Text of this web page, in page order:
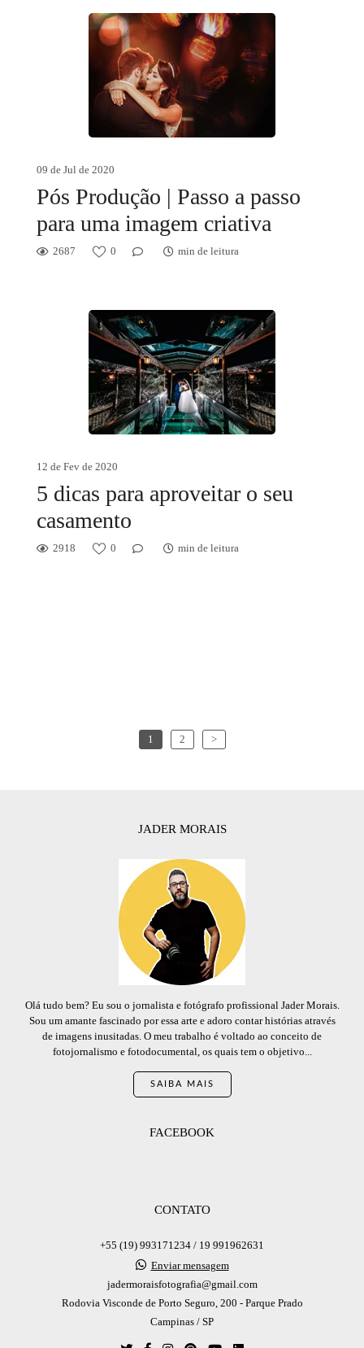
09 de Jul de 2020
Pós Produção | Passo a passo
para uma imagem criativa
2687 0 min de leitura
12 de Fev de 2020
5 dicas para aproveitar o seu
casamento
2918 0 min de leitura
1 2 >
JADER MORAIS
Olá tudo bem? Eu sou o jornalista e fotógrafo profissional Jader Morais.
Sou um amante fascinado por essa arte e adoro contar histórias através
de imagens inusitadas. O meu trabalho é voltado ao conceito de
fotojornalismo e fotodocumental, os quais tem o objetivo...
SAIBA MAIS
FACEBOOK
CONTATO
+55 (19) 993171234 / 19 991962631
Enviar mensagem
jadermoraisfotografia@gmail.com
Rodovia Visconde de Porto Seguro, 200 - Parque Prado
Campinas / SP